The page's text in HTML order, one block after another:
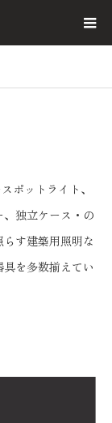
ポットライト、
独立ケース・の
す建築用照明な
を多数揃えてい